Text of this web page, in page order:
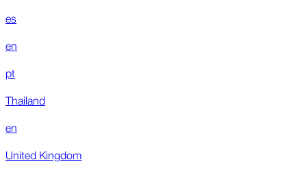
es
en
pt
Thailand
en
United Kingdom